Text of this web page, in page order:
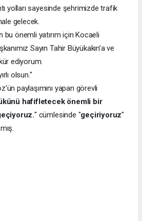
yolları sayesinde şehrimizde trafik
gelecek.
bu önemli yatırım için Kocaeli
Sayın Tahir Büyükakın’a ve
ediyorum.
olsun."
paylaşımını yapan görevli
hafifletecek önemli bir
" cümlesinde "geçiriyoruz"